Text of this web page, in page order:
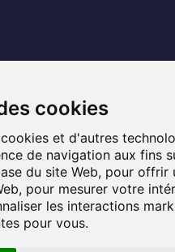
cookies
et d'autres
de navigation aux fins
du site Web, pour offrir
, pour mesurer votre
les interactions
pour vous.
Allée du Bois
1340 Ottignies-